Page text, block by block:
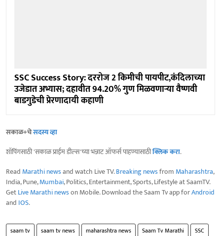
SSC Success Story: दररोज 2 किमीची पायपीट,कंदिलाच्या
उजेडात अभ्यास; दहावीत 94.20% गुण मिळवणाऱ्या वैष्णवी
बाडगुडेची प्रेरणादायी कहाणी
सकाळ+चेसदस्य व्हा
शॉपिंगसाठी 'सकाळ प्राईम डील्स'च्या भन्नाट ऑफर्स पाहण्यासाठीक्लिक करा.
Read Marathi newsand watch Live TV.Breaking newsfrom Maharashtra,
India, Pune,Mumbai, Politics, Entertainment, Sports, Lifestyle at SaamTV.
GetLive Marathi newson Mobile. Download the Saam Tv app forAndroid
and IOS.
saam tv saam tv news maharashtra news Saam Tv Marathi
SSC